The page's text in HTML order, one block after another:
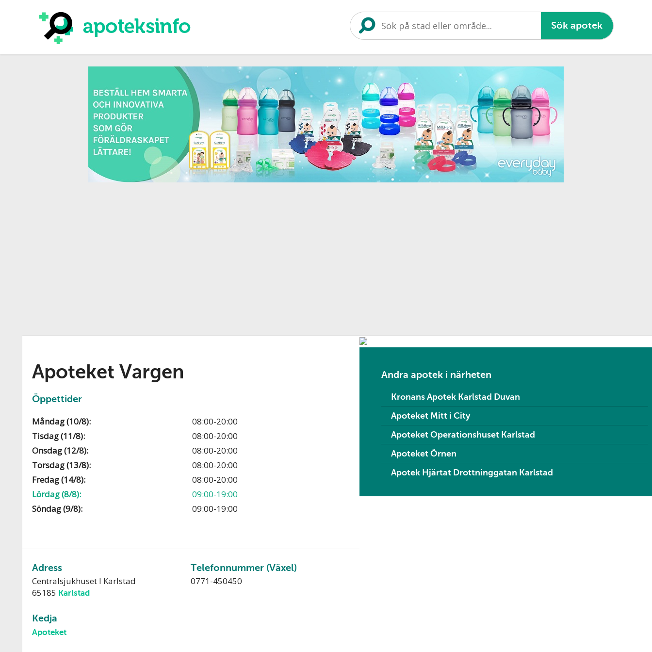
Sök apotek
Apoteket Vargen
Öppettider
Måndag (10/8):
08:00-20:00
Tisdag (11/8):
08:00-20:00
Onsdag (12/8):
08:00-20:00
Torsdag (13/8):
08:00-20:00
Fredag (14/8):
08:00-20:00
Lördag (8/8):
09:00-19:00
Söndag (9/8):
09:00-19:00
Adress
Centralsjukhuset I Karlstad
65185 Karlstad
Telefonnummer (Växel)
0771-450450
Kedja
Apoteket
Andra apotek i närheten
Kronans Apotek Karlstad Duvan
Apoteket Mitt i City
Apoteket Operationshuset Karlstad
Apoteket Örnen
Apotek Hjärtat Drottninggatan Karlstad